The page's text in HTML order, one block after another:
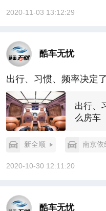
2020-11-03 13:12:29
酷车无忧
出行、习惯、频率决定
出行、
么房车
新全顺 南京依
2020-10-30 12:11:20
酷车无忧